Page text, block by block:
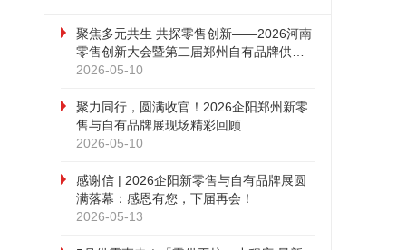
聚焦多元共生 共探零售创新——2026河南
零售创新大会暨第二届郑州自有品牌供应
链大会圆满落幕
2026-05-10
聚力同行，圆满收官！2026企阳郑州新零
售与自有品牌展现场精彩回顾
2026-05-10
感谢信 | 2026企阳新零售与自有品牌展圆
满落幕：感恩有您，下届再会！
2026-05-13